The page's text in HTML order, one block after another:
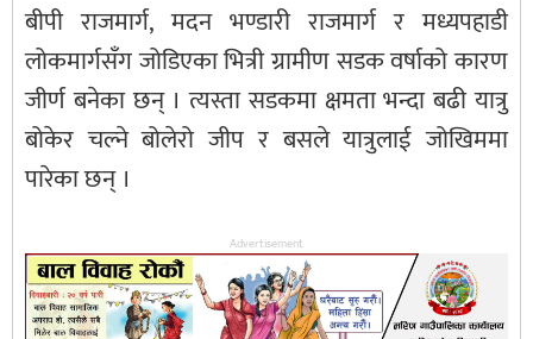
बीपी राजमार्ग, मदन भण्डारी राजमार्ग र मध्यपहाडी
लोकमार्गसँग जोडिएका भित्री ग्रामीण सडक वर्षाको कारण
जीर्ण बनेका छन् । त्यस्ता सडकमा क्षमता भन्दा बढी यात्रु
बोकेर चल्ने बोलेरो जीप र बसले यात्रुलाई जोखिममा
पारेका छन् ।
Advertisement